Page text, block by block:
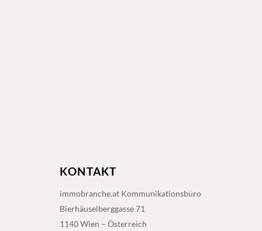
KONTAKT
immobranche.at Kommunikationsbüro
Bierhäuselberggasse 71
1140 Wien – Österreich